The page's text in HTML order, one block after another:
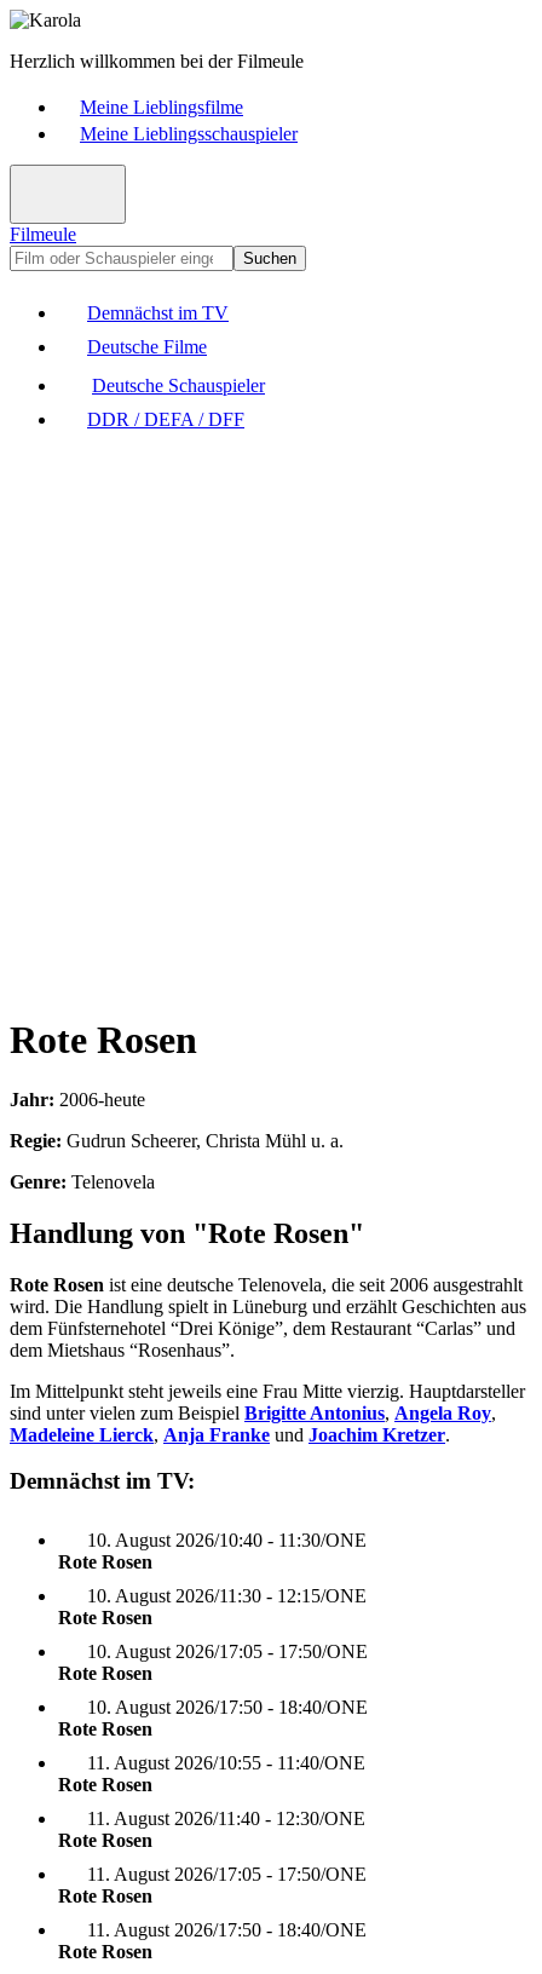
Herzlich willkommen bei der Filmeule
Meine Lieblingsfilme
Meine Lieblingsschauspieler
Filmeule
Suchen
Demnächst im TV
Deutsche Filme
Deutsche Schauspieler
DDR / DEFA / DFF
Rote Rosen
Jahr: 2006-heute
Regie: Gudrun Scheerer, Christa Mühl u. a.
Genre: Telenovela
Handlung von "Rote Rosen"
Rote Rosen ist eine deutsche Telenovela, die seit 2006 ausgestrahlt
wird. Die Handlung spielt in Lüneburg und erzählt Geschichten aus
dem Fünfsternehotel “Drei Könige”, dem Restaurant “Carlas” und
dem Mietshaus “Rosenhaus”.
Im Mittelpunkt steht jeweils eine Frau Mitte vierzig. Hauptdarsteller
sind unter vielen zum Beispiel Brigitte Antonius, Angela Roy,
Madeleine Lierck, Anja Franke und Joachim Kretzer.
Demnächst im TV:
10. August 2026/10:40 - 11:30/ONE
Rote Rosen
10. August 2026/11:30 - 12:15/ONE
Rote Rosen
10. August 2026/17:05 - 17:50/ONE
Rote Rosen
10. August 2026/17:50 - 18:40/ONE
Rote Rosen
11. August 2026/10:55 - 11:40/ONE
Rote Rosen
11. August 2026/11:40 - 12:30/ONE
Rote Rosen
11. August 2026/17:05 - 17:50/ONE
Rote Rosen
11. August 2026/17:50 - 18:40/ONE
Rote Rosen